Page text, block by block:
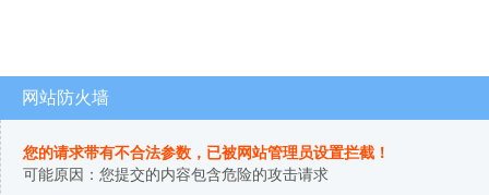
网站防火墙
您的请求带有不合法参数，已被网站管理员设置拦截！
可能原因：您提交的内容包含危险的攻击请求